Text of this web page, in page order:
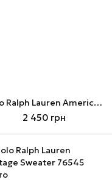
Polo Ralph Lauren American Flag
2 450 грн